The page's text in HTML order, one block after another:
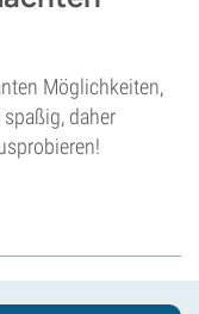
Möglichkeiten,
daher